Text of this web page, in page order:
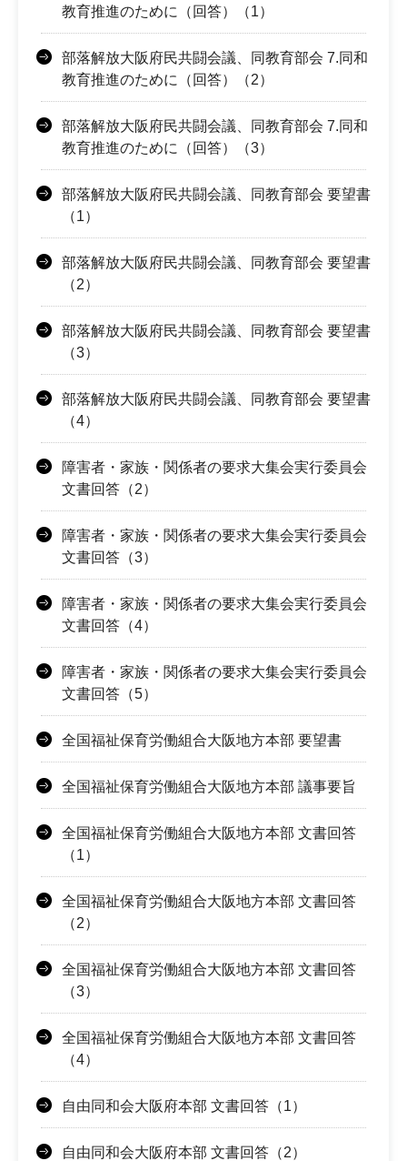
教育推進のために（回答）（1）
部落解放大阪府民共闘会議、同教育部会 7.同和
教育推進のために（回答）（2）
部落解放大阪府民共闘会議、同教育部会 7.同和
教育推進のために（回答）（3）
部落解放大阪府民共闘会議、同教育部会 要望書
（1）
部落解放大阪府民共闘会議、同教育部会 要望書
（2）
部落解放大阪府民共闘会議、同教育部会 要望書
（3）
部落解放大阪府民共闘会議、同教育部会 要望書
（4）
障害者・家族・関係者の要求大集会実行委員会
文書回答（2）
障害者・家族・関係者の要求大集会実行委員会
文書回答（3）
障害者・家族・関係者の要求大集会実行委員会
文書回答（4）
障害者・家族・関係者の要求大集会実行委員会
文書回答（5）
全国福祉保育労働組合大阪地方本部 要望書
全国福祉保育労働組合大阪地方本部 議事要旨
全国福祉保育労働組合大阪地方本部 文書回答
（1）
全国福祉保育労働組合大阪地方本部 文書回答
（2）
全国福祉保育労働組合大阪地方本部 文書回答
（3）
全国福祉保育労働組合大阪地方本部 文書回答
（4）
自由同和会大阪府本部 文書回答（1）
自由同和会大阪府本部 文書回答（2）